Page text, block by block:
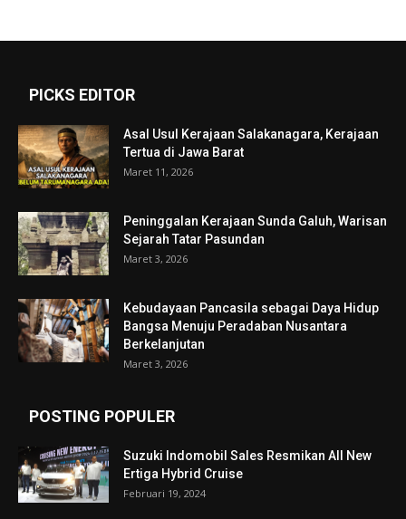
PICKS EDITOR
Asal Usul Kerajaan Salakanagara, Kerajaan
Tertua di Jawa Barat
Maret 11, 2026
Peninggalan Kerajaan Sunda Galuh, Warisan
Sejarah Tatar Pasundan
Maret 3, 2026
Kebudayaan Pancasila sebagai Daya Hidup
Bangsa Menuju Peradaban Nusantara
Berkelanjutan
Maret 3, 2026
POSTING POPULER
Suzuki Indomobil Sales Resmikan All New
Ertiga Hybrid Cruise
Februari 19, 2024